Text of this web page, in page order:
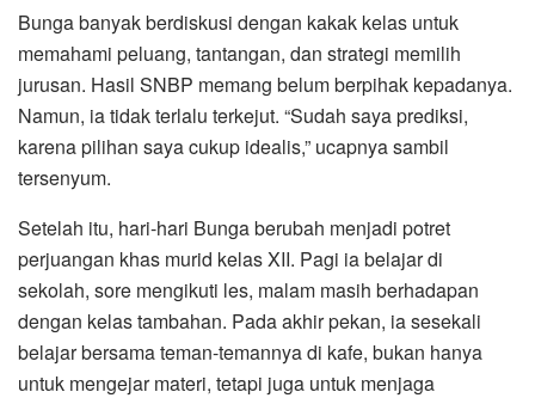
Bunga banyak berdiskusi dengan kakak kelas untuk
memahami peluang, tantangan, dan strategi memilih
jurusan. Hasil SNBP memang belum berpihak kepadanya.
Namun, ia tidak terlalu terkejut. “Sudah saya prediksi,
karena pilihan saya cukup idealis,” ucapnya sambil
tersenyum.
Setelah itu, hari-hari Bunga berubah menjadi potret
perjuangan khas murid kelas XII. Pagi ia belajar di
sekolah, sore mengikuti les, malam masih berhadapan
dengan kelas tambahan. Pada akhir pekan, ia sesekali
belajar bersama teman-temannya di kafe, bukan hanya
untuk mengejar materi, tetapi juga untuk menjaga